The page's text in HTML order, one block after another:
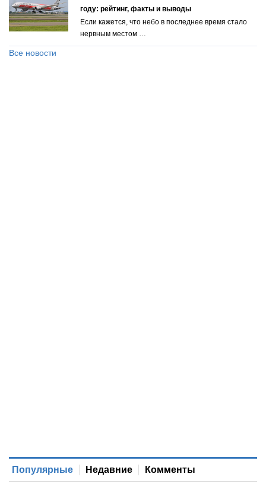
году: рейтинг, факты и выводы
Если кажется, что небо в последнее время стало
нервным местом …
Все новости
Популярные Недавние Комменты